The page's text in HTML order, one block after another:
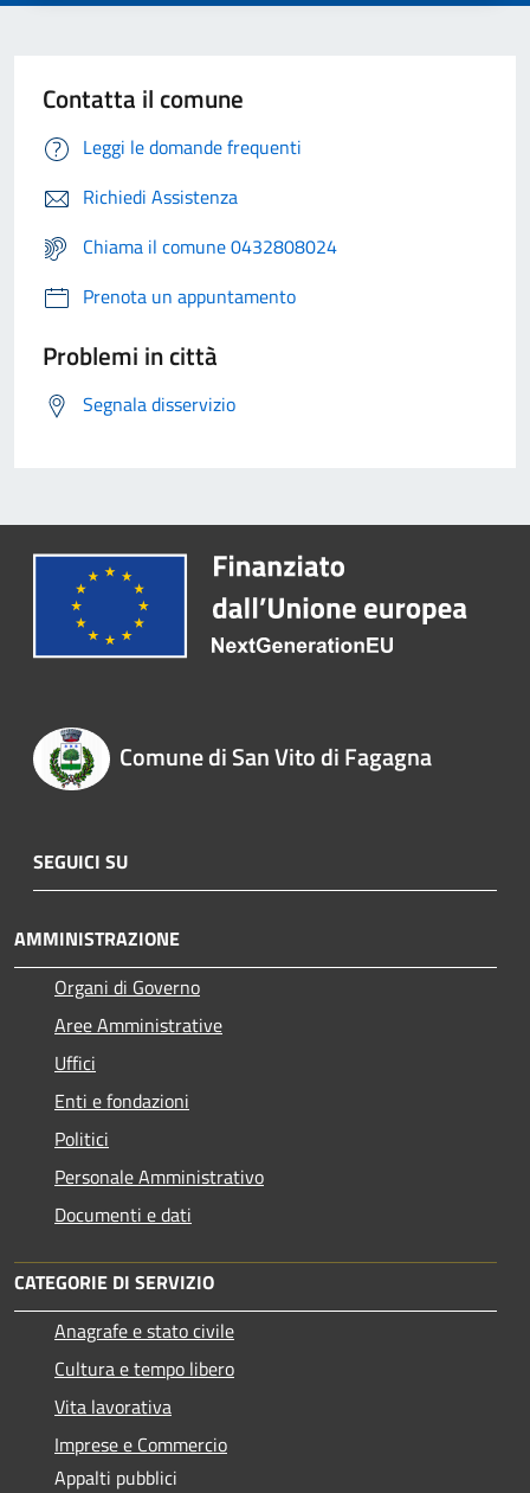
Contatta il comune
Leggi le domande frequenti
Richiedi Assistenza
Chiama il comune 0432808024
Prenota un appuntamento
Problemi in città
Segnala disservizio
Comune di San Vito di Fagagna
SEGUICI SU
AMMINISTRAZIONE
Organi di Governo
Aree Amministrative
Uffici
Enti e fondazioni
Politici
Personale Amministrativo
Documenti e dati
CATEGORIE DI SERVIZIO
Anagrafe e stato civile
Cultura e tempo libero
Vita lavorativa
Imprese e Commercio
Appalti pubblici